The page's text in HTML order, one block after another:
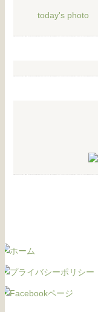
today's photo